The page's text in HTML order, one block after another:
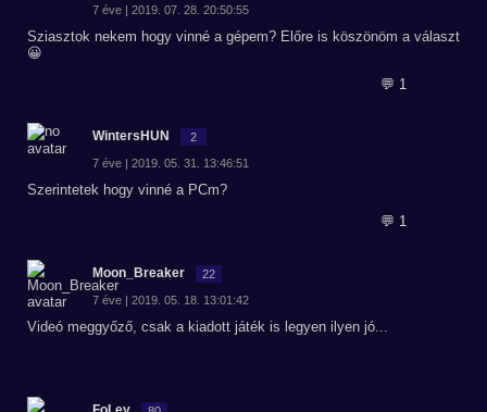
7 éve | 2019. 07. 28. 20:50:55
Sziasztok nekem hogy vinné a gépem? Előre is köszönöm a választ
😀
💬 1
WintersHUN 2
7 éve | 2019. 05. 31. 13:46:51
Szerintetek hogy vinné a PCm?
💬 1
Moon_Breaker 22
7 éve | 2019. 05. 18. 13:01:42
Videó meggyőző, csak a kiadott játék is legyen ilyen jó...